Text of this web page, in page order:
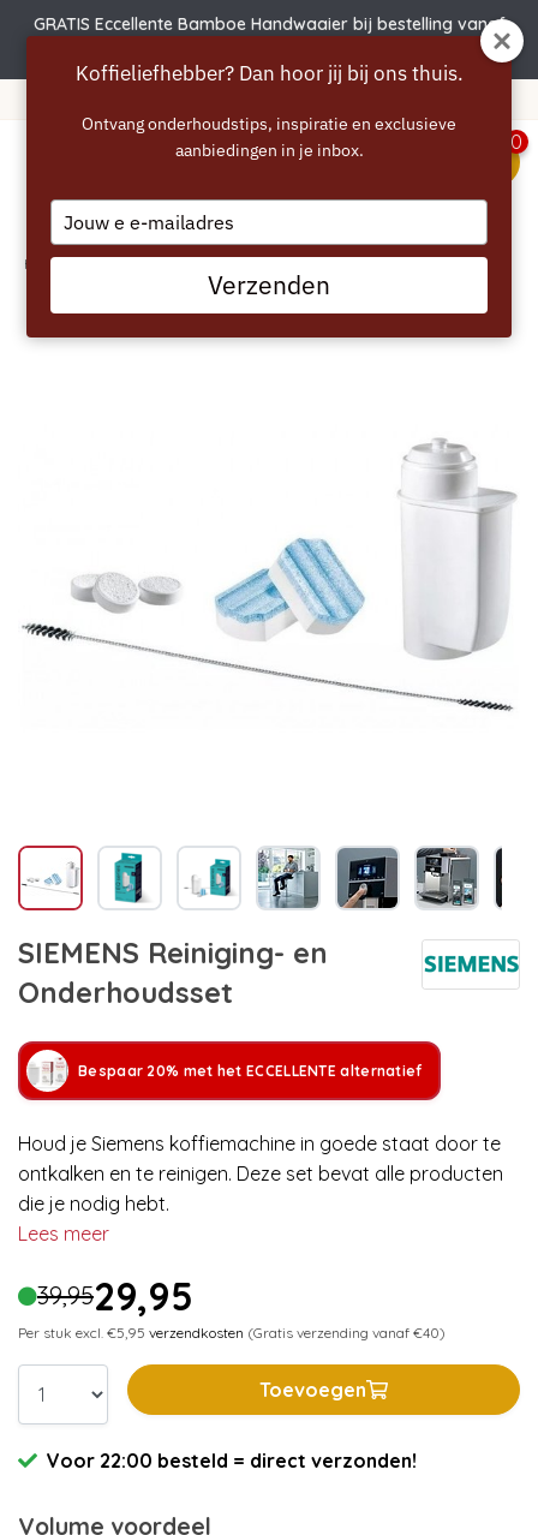
GRATIS Eccellente Bamboe Handwaaier bij bestelling vanaf
0
Home
SIEMENS Reiniging- en
Onderhoudsset
Bespaar 20% met het ECCELLENTE alternatief
Houd je Siemens koffiemachine in goede staat door te
ontkalken en te reinigen. Deze set bevat alle producten
die je nodig hebt.
Lees meer
39,9529,95
Per stuk excl. €5,95 verzendkosten (Gratis verzending vanaf €40)
Toevoegen
Voor 22:00 besteld = direct verzonden!
Volume voordeel
Koffieliefhebber? Dan hoor jij bij ons thuis.
Ontvang onderhoudstips, inspiratie en exclusieve
aanbiedingen in je inbox.
Type
your
email
Verzenden